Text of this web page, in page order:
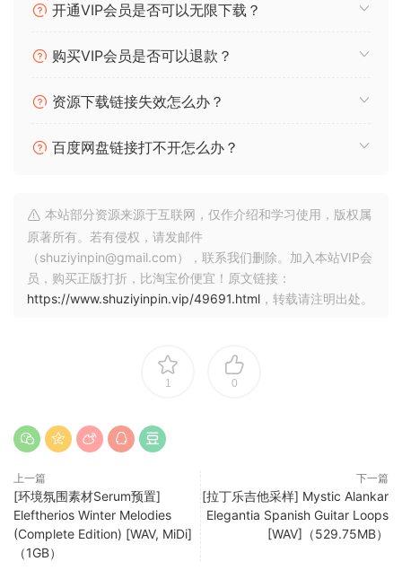
开通VIP会员是否可以无限下载？
购买VIP会员是否可以退款？
资源下载链接失效怎么办？
百度网盘链接打不开怎么办？
本站部分资源来源于互联网，仅作介绍和学习使用，版权属
原著所有。若有侵权，请发邮件
（shuziyinpin@gmail.com），联系我们删除。加入本站VIP会
员，购买正版打折，比淘宝价便宜！原文链接：
https://www.shuziyinpin.vip/49691.html ，转载请注明出处。
1 0
上一篇
[环境氛围素材Serum预置]
Eleftherios Winter Melodies
(Complete Edition) [WAV, MiDi]
（1GB）
下一篇
[拉丁乐吉他采样] Mystic Alankar
Elegantia Spanish Guitar Loops
[WAV]（529.75MB）